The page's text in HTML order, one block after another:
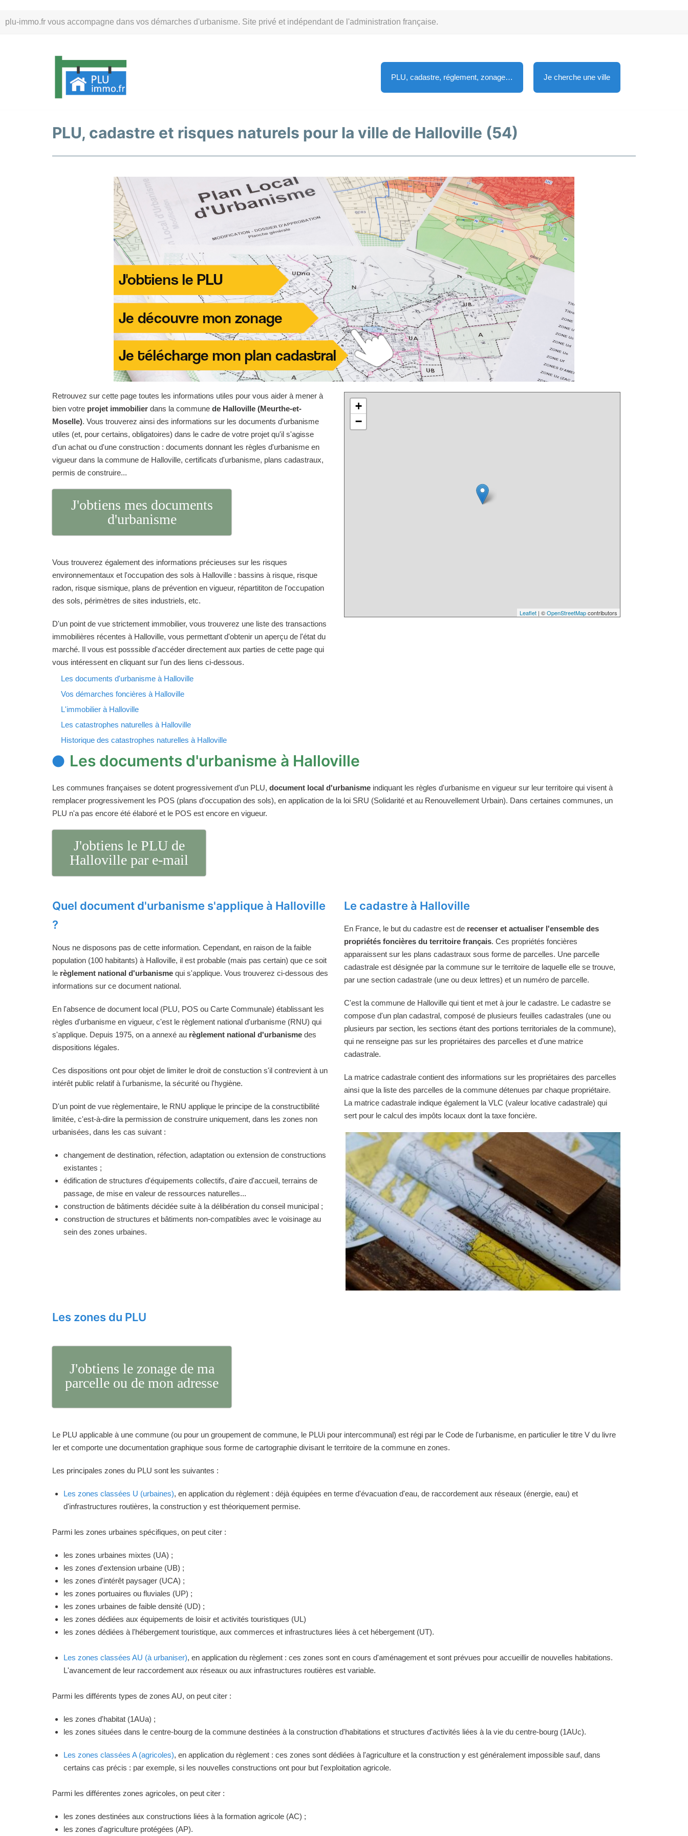
plu-immo.fr vous accompagne dans vos démarches d'urbanisme. Site privé et indépendant de l'administration française.
au
PLU, cadastre, réglement, zonage… Je cherche une ville
PLU, cadastre et risques naturels pour la ville de Halloville (54)
Retrouvez sur cette page toutes les informations utiles pour vous aider à mener à
bien votre projet immobilier dans la commune de Halloville (Meurthe-et-
Moselle). Vous trouverez ainsi des informations sur les documents d'urbanisme
utiles (et, pour certains, obligatoires) dans le cadre de votre projet qu'il s'agisse
d'un achat ou d'une construction : documents donnant les règles d'urbanisme en
vigueur dans la commune de Halloville, certificats d'urbanisme, plans cadastraux,
permis de construire...
J'obtiens mes documents
d'urbanisme
Vous trouverez également des informations précieuses sur les risques
environnementaux et l'occupation des sols à Halloville : bassins à risque, risque
radon, risque sismique, plans de prévention en vigueur, répartititon de l'occupation
des sols, périmètres de sites industriels, etc.
D'un point de vue strictement immobilier, vous trouverez une liste des transactions
immobilières récentes à Halloville, vous permettant d'obtenir un aperçu de l'état du
marché. Il vous est posssible d'accéder directement aux parties de cette page qui
vous intéressent en cliquant sur l'un des liens ci-dessous.
Les documents d'urbanisme à Halloville
Vos démarches foncières à Halloville
L'immobilier à Halloville
Les catastrophes naturelles à Halloville
Historique des catastrophes naturelles à Halloville
+
−
Leaflet | ©OpenStreetMapcontributors
Les documents d'urbanisme à Halloville
Les communes françaises se dotent progressivement d'un PLU, document local d'urbanisme indiquant les règles d'urbanisme en vigueur sur leur territoire qui visent à
remplacer progressivement les POS (plans d'occupation des sols), en application de la loi SRU (Solidarité et au Renouvellement Urbain). Dans certaines communes, un
PLU n'a pas encore été élaboré et le POS est encore en vigueur.
J'obtiens le PLU de
Halloville par e-mail
Quel document d'urbanisme s'applique à Halloville
?
Nous ne disposons pas de cette information. Cependant, en raison de la faible
population (100 habitants) à Halloville, il est probable (mais pas certain) que ce soit
le règlement national d'urbanisme qui s'applique. Vous trouverez ci-dessous des
informations sur ce document national.
En l'absence de document local (PLU, POS ou Carte Communale) établissant les
règles d'urbanisme en vigueur, c'est le règlement national d'urbanisme (RNU) qui
s'applique. Depuis 1975, on a annexé au règlement national d'urbanisme des
dispositions légales.
Ces dispositions ont pour objet de limiter le droit de constuction s'il contrevient à un
intérêt public relatif à l'urbanisme, la sécurité ou l'hygiène.
D'un point de vue règlementaire, le RNU applique le principe de la constructibilité
limitée, c'est-à-dire la permission de construire uniquement, dans les zones non
urbanisées, dans les cas suivant :
changement de destination, réfection, adaptation ou extension de constructions
existantes ;
édification de structures d'équipements collectifs, d'aire d'accueil, terrains de
passage, de mise en valeur de ressources naturelles...
construction de bâtiments décidée suite à la délibération du conseil municipal ;
construction de structures et bâtiments non-compatibles avec le voisinage au
sein des zones urbaines.
Le cadastre à Halloville
En France, le but du cadastre est de recenser et actualiser l'ensemble des
propriétés foncières du territoire français. Ces propriétés foncières
apparaissent sur les plans cadastraux sous forme de parcelles. Une parcelle
cadastrale est désignée par la commune sur le territoire de laquelle elle se trouve,
par une section cadastrale (une ou deux lettres) et un numéro de parcelle.
C'est la commune de Halloville qui tient et met à jour le cadastre. Le cadastre se
compose d'un plan cadastral, composé de plusieurs feuilles cadastrales (une ou
plusieurs par section, les sections étant des portions territoriales de la commune),
qui ne renseigne pas sur les propriétaires des parcelles et d'une matrice
cadastrale.
La matrice cadastrale contient des informations sur les propriétaires des parcelles
ainsi que la liste des parcelles de la commune détenues par chaque propriétaire.
La matrice cadastrale indique également la VLC (valeur locative cadastrale) qui
sert pour le calcul des impôts locaux dont la taxe foncière.
Les zones du PLU
J'obtiens le zonage de ma
parcelle ou de mon adresse
Le PLU applicable à une commune (ou pour un groupement de commune, le PLUi pour intercommunal) est régi par le Code de l'urbanisme, en particulier le titre V du livre
Ier et comporte une documentation graphique sous forme de cartographie divisant le territoire de la commune en zones.
Les principales zones du PLU sont les suivantes :
Les zones classées U (urbaines), en application du règlement : déjà équipées en terme d'évacuation d'eau, de raccordement aux réseaux (énergie, eau) et
d'infrastructures routières, la construction y est théoriquement permise.
Parmi les zones urbaines spécifiques, on peut citer :
les zones urbaines mixtes (UA) ;
les zones d'extension urbaine (UB) ;
les zones d'intérêt paysager (UCA) ;
les zones portuaires ou fluviales (UP) ;
les zones urbaines de faible densité (UD) ;
les zones dédiées aux équipements de loisir et activités touristiques (UL)
les zones dédiées à l'hébergement touristique, aux commerces et infrastructures liées à cet hébergement (UT).
Les zones classées AU (à urbaniser), en application du règlement : ces zones sont en cours d'aménagement et sont prévues pour accueillir de nouvelles habitations.
L'avancement de leur raccordement aux réseaux ou aux infrastructures routières est variable.
Parmi les différents types de zones AU, on peut citer :
les zones d'habitat (1AUa) ;
les zones situées dans le centre-bourg de la commune destinées à la construction d'habitations et structures d'activités liées à la vie du centre-bourg (1AUc).
Les zones classées A (agricoles), en application du règlement : ces zones sont dédiées à l'agriculture et la construction y est généralement impossible sauf, dans
certains cas précis : par exemple, si les nouvelles constructions ont pour but l'exploitation agricole.
Parmi les différentes zones agricoles, on peut citer :
les zones destinées aux constructions liées à la formation agricole (AC) ;
les zones d'agriculture protégées (AP).